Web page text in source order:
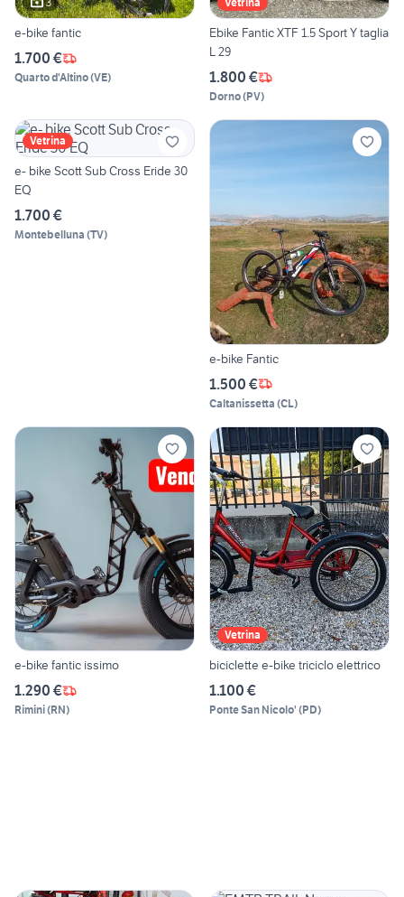
e-bike fantic
1.700 €
Quarto d'Altino(VE)
Ebike Fantic XTF 1.5 Sport Y taglia
L 29
1.800 €
Dorno(PV)
Vetrina
e- bike Scott Sub Cross Eride 30
EQ
1.700 €
Montebelluna (TV)
e-bike Fantic
1.500 €
Caltanissetta (CL)
e-bike fantic issimo
1.290 €
Rimini(RN)
Vetrina
biciclette e-bike triciclo elettrico
1.100 €
Ponte San Nicolo' (PD)